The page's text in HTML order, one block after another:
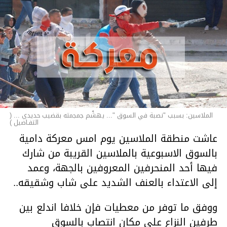
الملاسين: بسبب "نصبة في السوق "... يهشّم جمجمته بقضيب حديدي ... (
التفـاصيل )
عاشت منطقة الملاسين يوم امس معركة دامية
بالسوق الاسبوعية بالملاسين القريبة من شارك
فيها أحد المنحرفين المعروفين بالجهة، وعمد
إلى الاعتداء بالعنف الشديد على شاب وشقيقه..
ووفق ما توفر من معطيات فإن خلافا اندلع بين
طرفين النزاع على مكان انتصاب بالسوق